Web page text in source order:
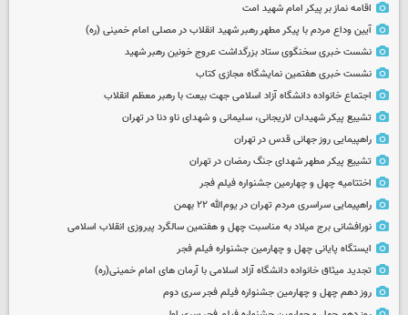
اقامه نماز بر پیکر امام شهید امت
آیین وداع مردم با پیکر مطهر رهبر شهید انقلاب در مصلی امام خمینی (ره)
نشست خبری سخنگوی ستاد بزرگداشت عروج خونین رهبر شهید
نشست خبری هفتمین نمایشگاه مجازی کتاب
اجتماع خانواده دانشگاه آزاد اسلامی جهت بیعت با رهبر معظم انقلاب
تشییع پیکر شهیدان لاریجانی، سلیمانی و شهدای ناو دنا در تهران
راهپیمایی روز جهانی قدس در تهران
تشییع پیکر مطهر شهدای جنگ رمضان در تهران
اختتامیه چهل و چهارمین جشنواره فیلم فجر
راهپیمایی سراسری مردم تهران در یوم‌الله ۲۲ بهمن
نورافشانی برج میلاد به مناسبت چهل‌ و هفتمین سالگرد پیروزی انقلاب اسلامی
ایستگاه پایانی چهل و چهارمین جشنواره فیلم فجر
تجدید میثاق خانواده دانشگاه آزاد اسلامی با آرمان های امام خمینی(ره)
روز دهم چهل و چهارمین جشنواره فیلم فجر سری دوم